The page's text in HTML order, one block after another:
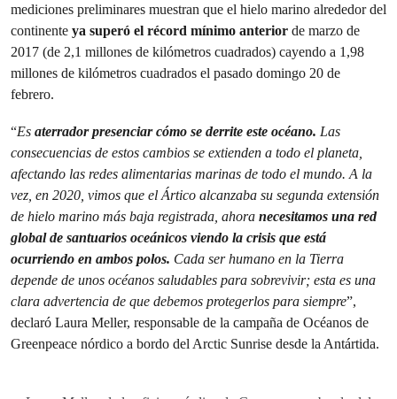
mediciones preliminares muestran que el hielo marino alrededor del
continente ya superó el récord mínimo anterior de marzo de
2017 (de 2,1 millones de kilómetros cuadrados) cayendo a 1,98
millones de kilómetros cuadrados el pasado domingo 20 de
febrero.
“Es aterrador presenciar cómo se derrite este océano. Las
consecuencias de estos cambios se extienden a todo el planeta,
afectando las redes alimentarias marinas de todo el mundo. A la
vez, en 2020, vimos que el Ártico alcanzaba su segunda extensión
de hielo marino más baja registrada, ahora necesitamos una red
global de santuarios oceánicos viendo la crisis que está
ocurriendo en ambos polos. Cada ser humano en la Tierra
depende de unos océanos saludables para sobrevivir; esta es una
clara advertencia de que debemos protegerlos para siempre”,
declaró Laura Meller, responsable de la campaña de Océanos de
Greenpeace nórdico a bordo del Arctic Sunrise desde la Antártida.